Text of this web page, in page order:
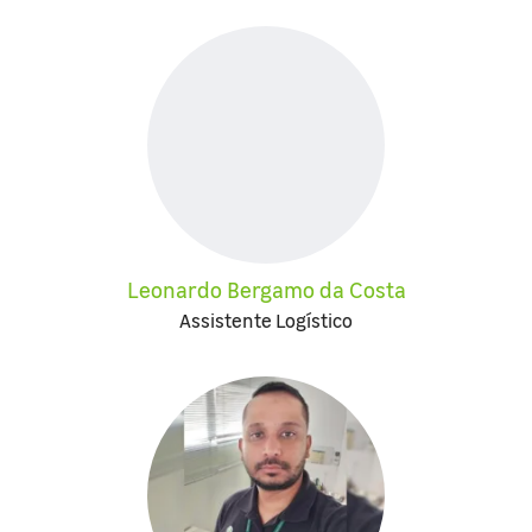
Leonardo Bergamo da Costa
Assistente Logístico